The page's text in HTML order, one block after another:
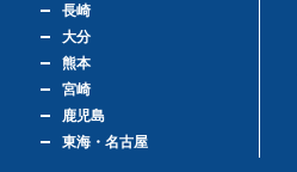
長崎
大分
熊本
宮崎
鹿児島
東海・名古屋